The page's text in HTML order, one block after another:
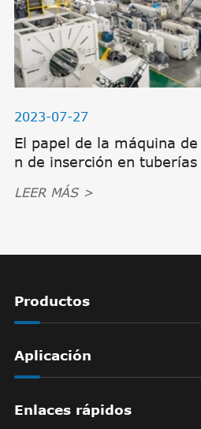
2023-07-27
El papel de la máquina
n de inserción en
LEER MÁS >
Productos
Aplicación
Enlaces rápidos